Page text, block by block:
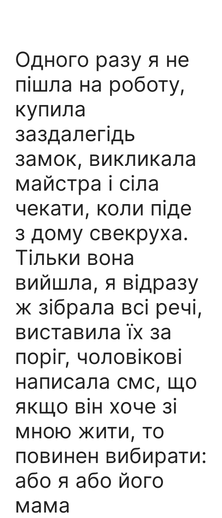
Одного разу я не
пішла на роботу,
купила
заздалегідь
замок, викликала
майстра і сіла
чекати, коли піде
з дому свекруха.
Тільки вона
вийшла, я відразу
ж зібрала всі речі,
виставила їх за
поріг, чоловікові
написала смс, що
якщо він хоче зі
мною жити, то
повинен вибирати:
або я або його
мама